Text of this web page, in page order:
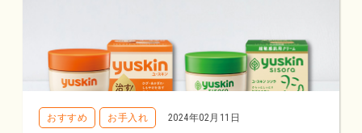
おすすめ お手入れ 2024年02月11日